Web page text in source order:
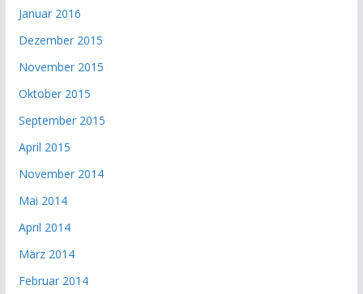
Januar 2016
Dezember 2015
November 2015
Oktober 2015
September 2015
April 2015
November 2014
Mai 2014
April 2014
März 2014
Februar 2014